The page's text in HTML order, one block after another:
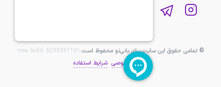
© تمامی حقوق این سایت برای بانی‌نو محفوظ است. new build: b299391101
حریم خصوصی شرایط استفاده